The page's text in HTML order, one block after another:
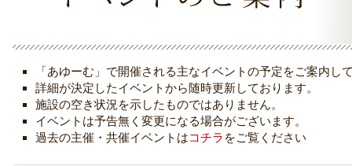
「あゆーむ」で開催される主なイベントの予定をご案内し
詳細が決定したイベントから随時更新しております。
施設の空き状況を示したものではありません。
イベントは予告無く変更になる場合がございます。
過去の主催・共催イベントはコチラ をご覧ください
04:00